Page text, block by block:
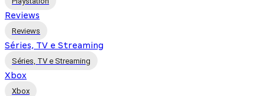
Reviews
Reviews
Séries, TV e Streaming
Séries, TV e Streaming
Xbox
Xbox